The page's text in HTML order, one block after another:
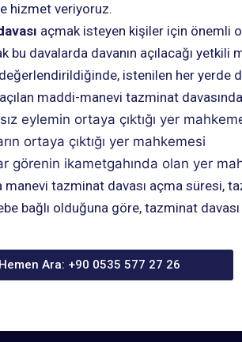
hizmet veriyoruz.
açmak isteyen kişiler için önemli
bu davalarda davanın açılacağı
istenilen her yerde
açılan maddi-manevi tazminat
eylemin ortaya çıktığı yer
ortaya çıktığı yer mahkemesi
görenin ikametgahında olan yer
manevi tazminat davası açma süresi,
bağlı olduğuna göre, tazminat
Hemen Ara: +90 0535 577 27 26